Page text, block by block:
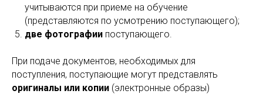
учитываются при приеме на обучение
(представляются по усмотрению поступающего);
две фотографии поступающего.
При подаче документов, необходимых для
поступления, поступающие могут представлять
оригиналы или копии (электронные образы)